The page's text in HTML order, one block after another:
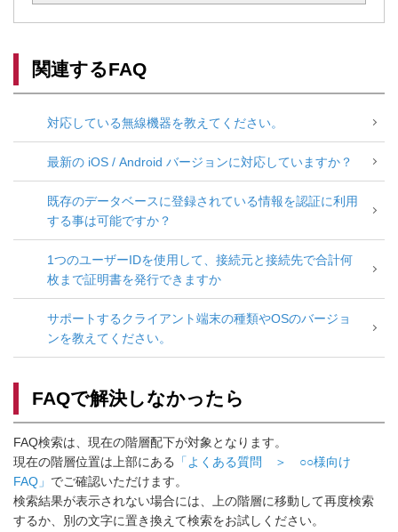
関連するFAQ
対応している無線機器を教えてください。
最新の iOS / Android バージョンに対応していますか？
既存のデータベースに登録されている情報を認証に利用
する事は可能ですか？
1つのユーザーIDを使用して、接続元と接続先で合計何
枚まで証明書を発行できますか
サポートするクライアント端末の種類やOSのバージョ
ンを教えてください。
FAQで解決しなかったら
FAQ検索は、現在の階層配下が対象となります。
現在の階層位置は上部にある
「よくある質問 ＞ ○○様向け
FAQ」 でご確認いただけます。
検索結果が表示されない場合には、上の階層に移動して再度検索
するか、別の文字に置き換えて検索をお試しください。